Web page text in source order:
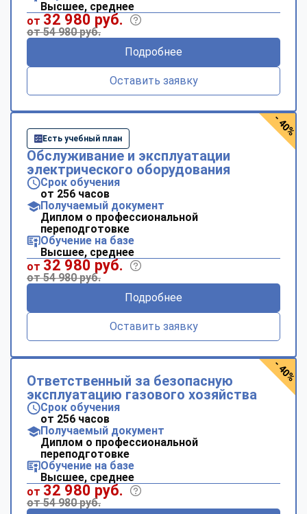
Высшее, среднее
от 32 980 руб.
от 54 980 руб.
Подробнее
Оставить заявку
Есть учебный план
Обслуживание и эксплуатации
электрического оборудования
Срок обучения
от 256 часов
Получаемый документ
Диплом о профессиональной
переподготовке
Обучение на базе
Высшее, среднее
от 32 980 руб.
от 54 980 руб.
Подробнее
Оставить заявку
- 40%
Ответственный за безопасную
эксплуатацию газового хозяйства
Срок обучения
от 256 часов
Получаемый документ
Диплом о профессиональной
переподготовке
Обучение на базе
Высшее, среднее
от 32 980 руб.
от 54 980 руб.
- 40%